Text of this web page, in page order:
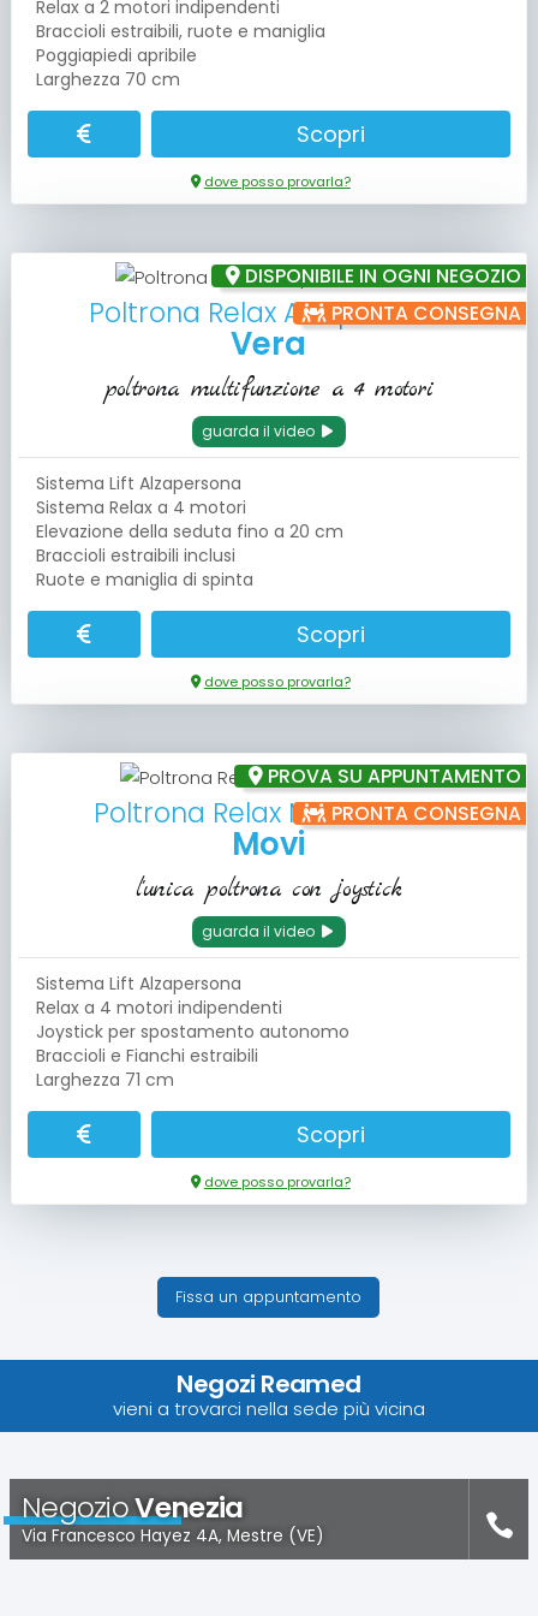
Relax a 2 motori indipendenti
Braccioli estraibili, ruote e maniglia
Poggiapiedi apribile
Larghezza 70 cm
Scopri
dove posso provarla?
DISPONIBILE IN OGNI NEGOZIO
PRONTA CONSEGNA
Poltrona Relax Alzapersona
Vera
poltrona multifunzione a 4 motori
guarda il video
Sistema Lift Alzapersona
Sistema Relax a 4 motori
Elevazione della seduta fino a 20 cm
Braccioli estraibili inclusi
Ruote e maniglia di spinta
Scopri
dove posso provarla?
PROVA SU APPUNTAMENTO
PRONTA CONSEGNA
Poltrona Relax Motorizzata
Movi
l'unica poltrona con joystick
guarda il video
Sistema Lift Alzapersona
Relax a 4 motori indipendenti
Joystick per spostamento autonomo
Braccioli e Fianchi estraibili
Larghezza 71 cm
Scopri
dove posso provarla?
Fissa un appuntamento
Negozi Reamed
vieni a trovarci nella sede più vicina
NegozioVenezia
Via Francesco Hayez 4A, Mestre (VE)